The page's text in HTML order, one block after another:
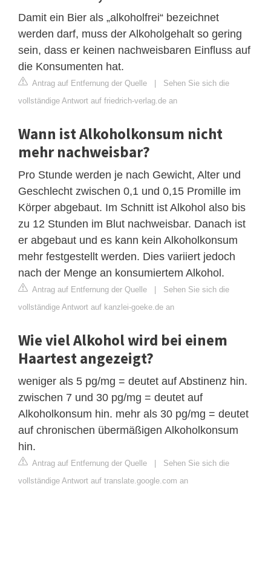
Damit ein Bier als „alkoholfrei“ bezeichnet
werden darf, muss der Alkoholgehalt so gering
sein, dass er keinen nachweisbaren Einfluss auf
die Konsumenten hat.
Antrag auf Entfernung der Quelle | Sehen Sie sich die
vollständige Antwort auf friedrich-verlag.de an
Wann ist Alkoholkonsum nicht
mehr nachweisbar?
Pro Stunde werden je nach Gewicht, Alter und
Geschlecht zwischen 0,1 und 0,15 Promille im
Körper abgebaut. Im Schnitt ist Alkohol also bis
zu 12 Stunden im Blut nachweisbar. Danach ist
er abgebaut und es kann kein Alkoholkonsum
mehr festgestellt werden. Dies variiert jedoch
nach der Menge an konsumiertem Alkohol.
Antrag auf Entfernung der Quelle | Sehen Sie sich die
vollständige Antwort auf kanzlei-goeke.de an
Wie viel Alkohol wird bei einem
Haartest angezeigt?
weniger als 5 pg/mg = deutet auf Abstinenz hin.
zwischen 7 und 30 pg/mg = deutet auf
Alkoholkonsum hin. mehr als 30 pg/mg = deutet
auf chronischen übermäßigen Alkoholkonsum
hin.
Antrag auf Entfernung der Quelle | Sehen Sie sich die
vollständige Antwort auf translate.google.com an